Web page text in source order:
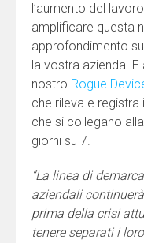
l’aumento del
amplificare questa
approfondimento
la vostra azienda.
nostro Rogue
che rileva e
che si collegano
giorni su 7.
“La linea di
aziendali
prima della crisi
tenere separati i